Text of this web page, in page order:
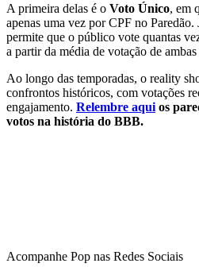
A primeira delas é o Voto Único, em
apenas uma vez por CPF no Paredão.
permite que o público vote quantas
a partir da média de votação de ambas
Ao longo das temporadas, o reality
confrontos históricos, com votações
engajamento. Relembre aqui os
votos na história do BBB.
Acompanhe Pop nas Redes Sociais